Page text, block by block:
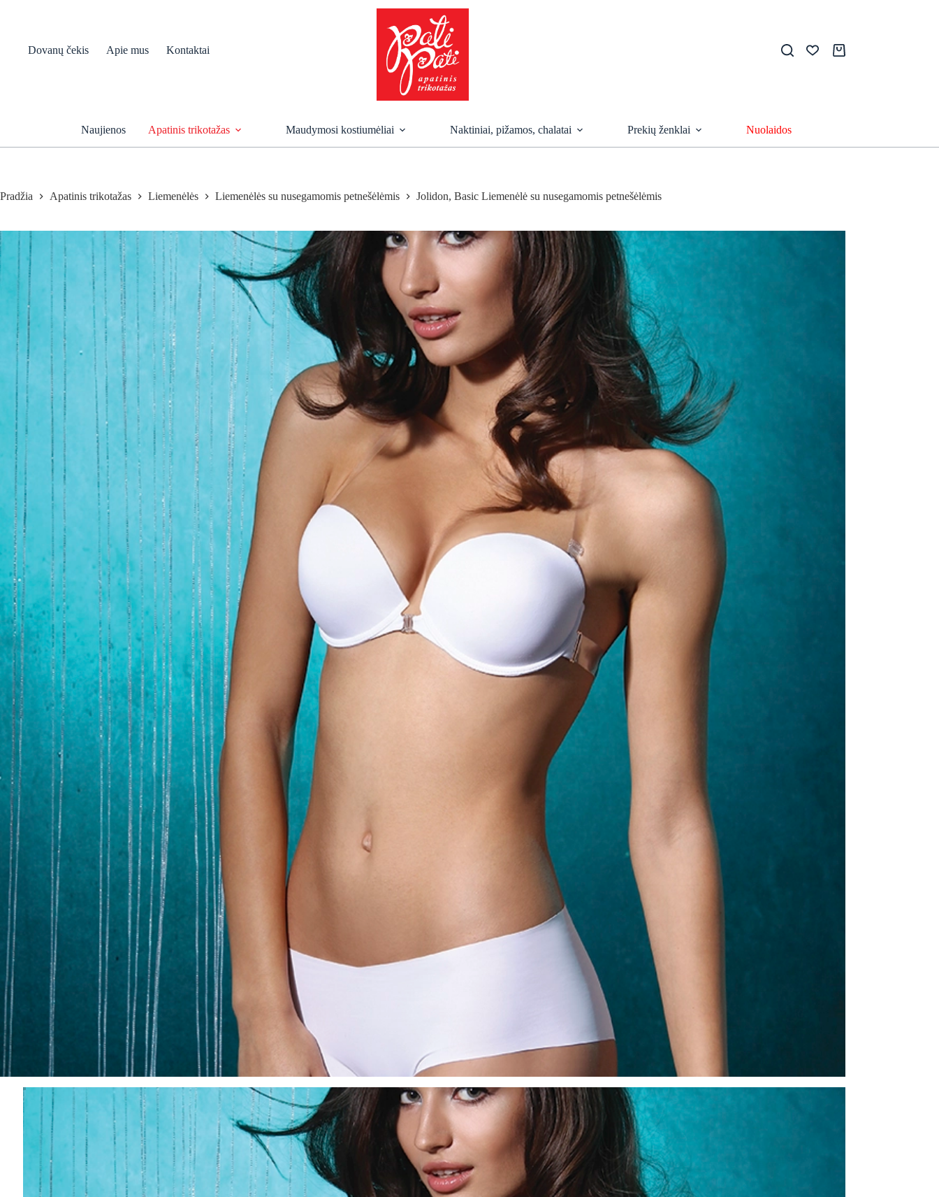
Dovanų čekis
Apie mus Kontaktai
Pirkinių
Naujienos Apatinis trikotažas Maudymosi kostiumėliai Naktiniai, pižamos, chalatai Prekių ženklai Nuolaidos
Pradžia Apatinis trikotažas Liemenėlės Liemenėlės su nusegamomis petnešėlėmis Jolidon, Basic Liemenėlė su nusegamomis petnešėlėmis